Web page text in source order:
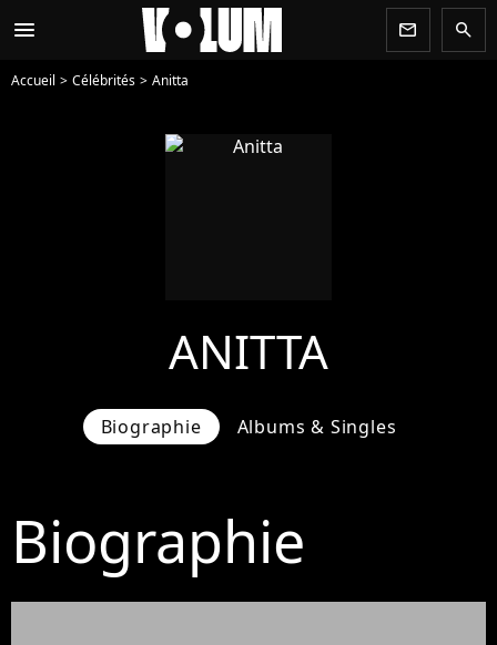
menu newsletter search
Accueil Célébrités Anitta
ANITTA
Biographie Albums & Singles
Biographie